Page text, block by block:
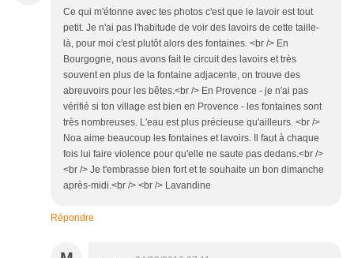
Ce qui m'étonne avec tes photos c'est que le lavoir est tout
petit. Je n'ai pas l'habitude de voir des lavoirs de cette taille-
là, pour moi c'est plutôt alors des fontaines. <br /> En
Bourgogne, nous avons fait le circuit des lavoirs et très
souvent en plus de la fontaine adjacente, on trouve des
abreuvoirs pour les bêtes.<br /> En Provence - je n'ai pas
vérifié si ton village est bien en Provence - les fontaines sont
très nombreuses. L'eau est plus précieuse qu'ailleurs. <br />
Noa aime beaucoup les fontaines et lavoirs. Il faut à chaque
fois lui faire violence pour qu'elle ne saute pas dedans.<br />
<br /> Je t'embrasse bien fort et te souhaite un bon dimanche
après-midi.<br /> <br /> Lavandine
Répondre